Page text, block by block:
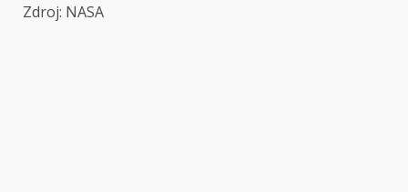
Zdroj: NASA